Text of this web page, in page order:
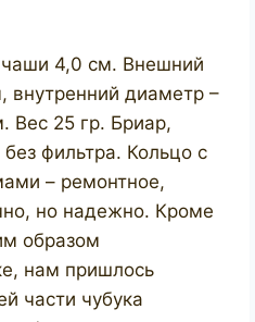
4,0 см. Внешний
диаметр –
Вес 25 гр. Бриар,
фильтра. Кольцо с
– ремонтное,
но надежно. Кроме
образом
нам пришлось
части чубука